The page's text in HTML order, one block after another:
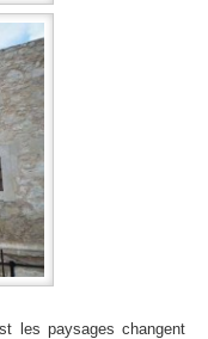
les paysages changent